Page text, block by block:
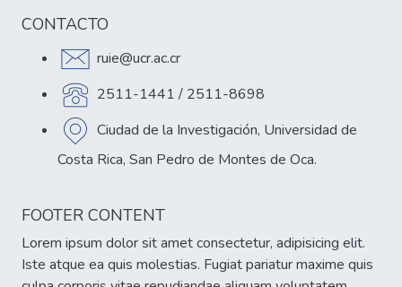
CONTACTO
ruie@ucr.ac.cr
2511-1441 / 2511-8698
Ciudad de la Investigación, Universidad de
Costa Rica, San Pedro de Montes de Oca.
FOOTER CONTENT
Lorem ipsum dolor sit amet consectetur, adipisicing elit.
Iste atque ea quis molestias. Fugiat pariatur maxime quis